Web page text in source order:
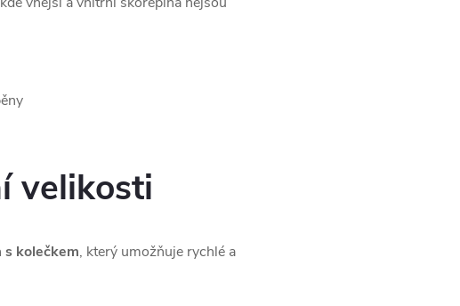
velikosti
s kolečkem, který umožňuje rychlé a